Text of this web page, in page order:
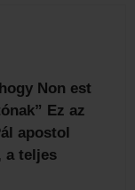
Non est
Ez az
apostol
a teljes